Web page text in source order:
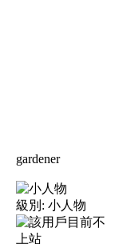
gardener
級別: 小人物